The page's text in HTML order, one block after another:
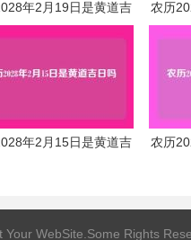
年2月19日是黄道吉
日吗
农历
年2月15日是黄道吉
农历
Your WebSite.Some Rights